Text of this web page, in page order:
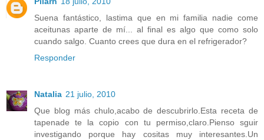
Suena fantástico, lastima que en mi familia nadie come
aceitunas aparte de mí... al final es algo que como solo
cuando salgo. Cuanto crees que dura en el refrigerador?
Responder
Natalia 21 julio, 2010
Que blog más chulo,acabo de descubrirlo.Esta receta de
tapenade te la copio con tu permiso,claro.Pienso sguir
investigando porque hay cositas muy interesantes.Un